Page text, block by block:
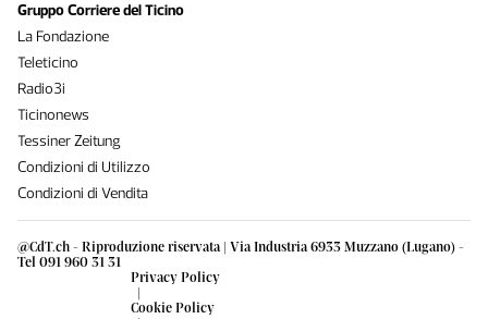
@CdT.ch - Riproduzione riservata | Via Industria 6933 Muzzano (Lugano) -
Tel 091 960 31 31
Privacy Policy
|
Cookie Policy
Gruppo Corriere del Ticino
La Fondazione
Teleticino
Radio3i
Ticinonews
Tessiner Zeitung
Condizioni di Utilizzo
Condizioni di Vendita